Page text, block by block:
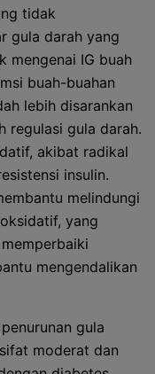
tidak
gula darah yang
mengenai IG buah
buah-buahan
lebih disarankan
regulasi gula darah.
akibat radikal
insulin.
melindungi
yang
mengendalikan
gula
moderat dan